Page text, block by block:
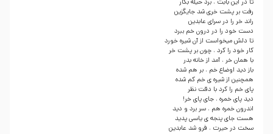
رفت بر پشت خری شد جایگزین
راند خر را در سرای عابدین
دست خود را در درون خم ببرد
تا دلش میخواست از آن شیره خورد
کار خود را کرد ، چون بر پشت خر
با همان خر ، آمد از خانه بدر
باز دید اوضاع خم ، بر هم شده
همچنین از شیره ی خم کم شده
پای خم را کرد با دقت نظر
دید پای خمره ، جای پای خر!
اندرون خمره هم ، سر برد و دید
هست جای پنجه ی یاسی پدید
سخت در حیرت ، فرو شد عابدین